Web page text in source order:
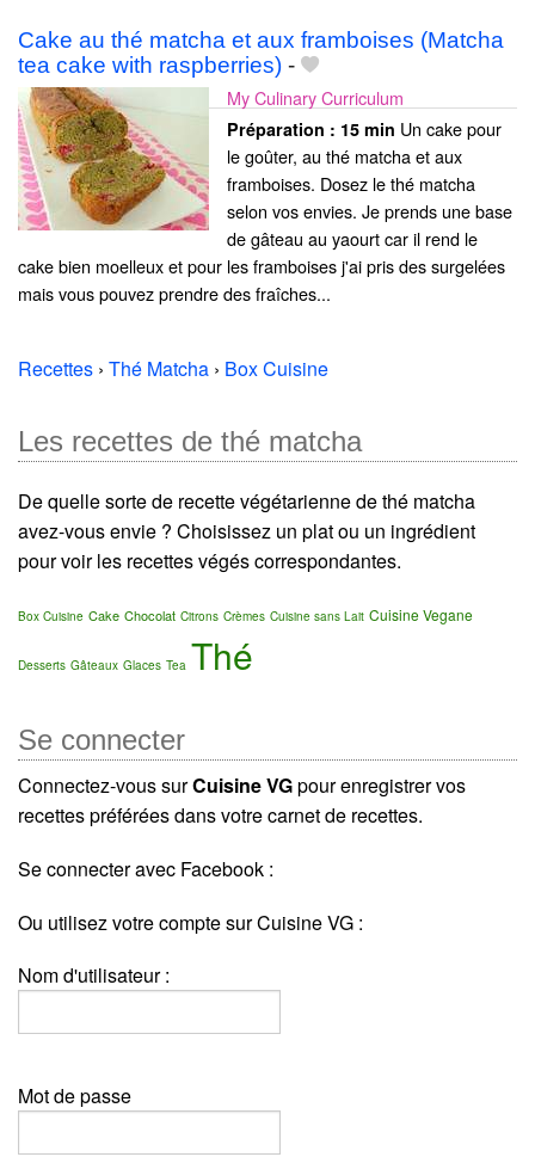
Cake au thé matcha et aux framboises (Matcha
tea cake with raspberries) -
My Culinary Curriculum
Préparation : 15 min Un cake pour
le goûter, au thé matcha et aux
framboises. Dosez le thé matcha
selon vos envies. Je prends une base
de gâteau au yaourt car il rend le
cake bien moelleux et pour les framboises j'ai pris des surgelées
mais vous pouvez prendre des fraîches...
Recettes › Thé Matcha › Box Cuisine
Les recettes de thé matcha
De quelle sorte de recette végétarienne de thé matcha
avez-vous envie ? Choisissez un plat ou un ingrédient
pour voir les recettes végés correspondantes.
Box Cuisine Cake Chocolat Citrons Crèmes Cuisine sans Lait Cuisine Vegane
Desserts Gâteaux Glaces Tea Thé
Se connecter
Connectez-vous surCuisine VGpour enregistrer vos
recettes préférées dans votre carnet de recettes.
Se connecter avec Facebook :
Ou utilisez votre compte sur Cuisine VG :
Nom d'utilisateur :
Mot de passe